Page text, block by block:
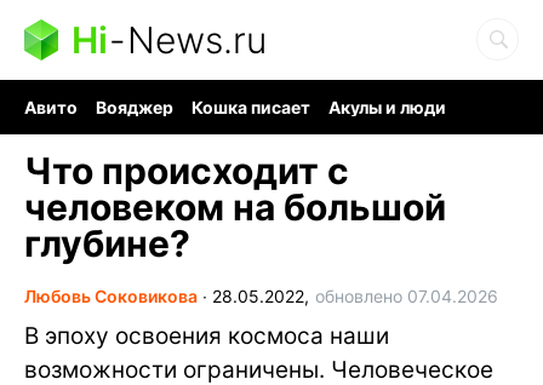
Hi-News.ru
Авито Вояджер Кошка писает
Акулы и люди
Что происходит с
человеком на большой
глубине?
Любовь Соковикова ∙ 28.05.2022, обновлено 07.04.2026
В эпоху освоения космоса наши
возможности ограничены. Человеческое